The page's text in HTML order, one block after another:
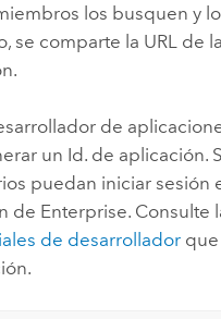
los busquen y
se comparte la URL de
de
un Id. de aplicación.
puedan iniciar sesión
de Enterprise. Consulte
de desarrollador